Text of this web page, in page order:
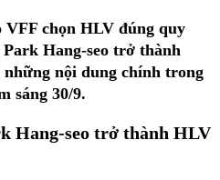
VFF chọn HLV đúng quy
Hang-seo trở thành
nội dung chính trong
sáng 30/9.
Hang-seo trở thành HLV